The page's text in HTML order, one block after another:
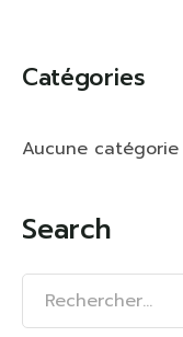
Catégories
Aucune catégorie
Search